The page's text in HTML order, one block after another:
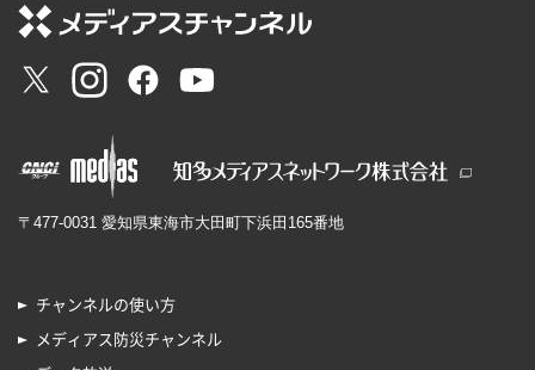
〒477-0031 愛知県東海市大田町下浜田165番地
チャンネルの使い方
メディアス防災チャンネル